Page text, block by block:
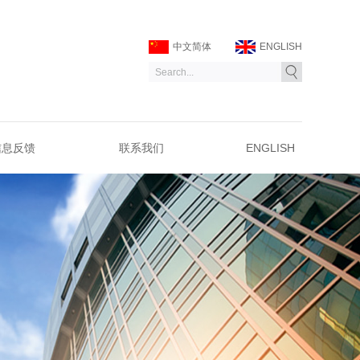
中文简体 ENGLISH
反馈 联系我们 ENGLISH